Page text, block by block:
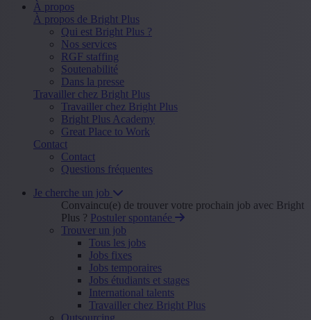
À propos
À propos de Bright Plus
Qui est Bright Plus ?
Nos services
RGF staffing
Soutenabilité
Dans la presse
Travailler chez Bright Plus
Travailler chez Bright Plus
Bright Plus Academy
Great Place to Work
Contact
Contact
Questions fréquentes
Je cherche un job
Convaincu(e) de trouver votre prochain job avec Bright
Plus ? Postuler spontanée
Trouver un job
Tous les jobs
Jobs fixes
Jobs temporaires
Jobs étudiants et stages
International talents
Travailler chez Bright Plus
Outsourcing